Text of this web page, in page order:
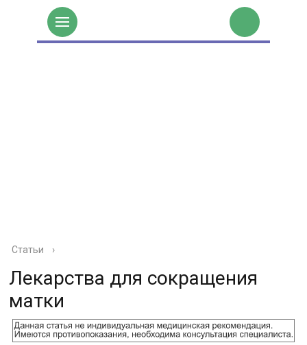
Статьи ›
Лекарства для сокращения
матки